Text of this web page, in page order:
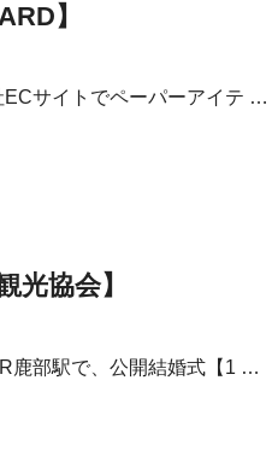
】
サイトでペーパーアイテ …
光協会】
鹿部駅で、公開結婚式【1 …